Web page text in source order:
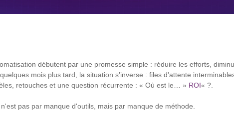
débutent par une promesse simple : réduire les efforts,
mois plus tard, la situation s'inverse : files d'attente
retouches et une question récurrente : « Où est le… » ROI« ?.
pas par manque d'outils, mais par manque de méthode.